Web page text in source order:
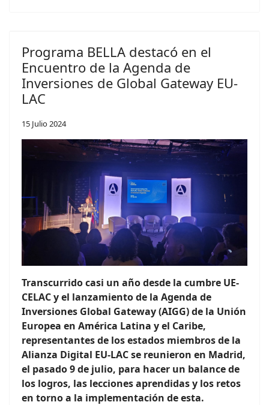
Programa BELLA destacó en el
Encuentro de la Agenda de
Inversiones de Global Gateway EU-
LAC
15 Julio 2024
Transcurrido casi un año desde la cumbre UE-
CELAC y el lanzamiento de la Agenda de
Inversiones Global Gateway (AIGG) de la Unión
Europea en América Latina y el Caribe,
representantes de los estados miembros de la
Alianza Digital EU-LAC se reunieron en Madrid,
el pasado 9 de julio, para hacer un balance de
los logros, las lecciones aprendidas y los retos
en torno a la implementación de esta.